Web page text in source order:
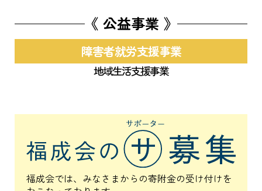
《 公益事業 》
障害者就労支援事業
地域生活支援事業
福成会では、みなさまからの寄附金の受け付けを